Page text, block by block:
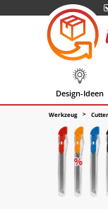
Design-Ideen
Werkzeug